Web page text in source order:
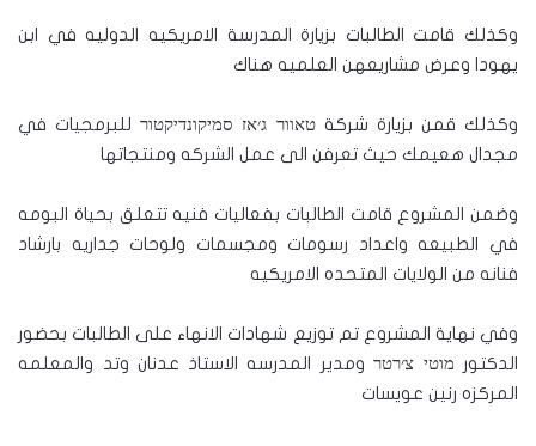
وكذلك قامت الطالبات بزيارة المدرسة الامريكيه الدوليه في ابن
يهودا وعرض مشاريعهن العلميه هناك
وكذلك قمن بزيارة شركة טאוור ג׳אז סמיקונדיקטור للبرمجيات في
مجدال هعيمك حيث تعرفن الى عمل الشركه ومنتجاتها
وضمن المشروع قامت الطالبات بفعاليات فنيه تتعلق بحياة البومه
في الطبيعه واعداد رسومات ومجسمات ولوحات جداريه بارشاد
فنانه من الولايات المتحده الامريكيه
وفي نهاية المشروع تم توزيع شهادات الانهاء على الطالبات بحضور
الدكتور מוטי צ׳רטר ومدير المدرسه الاستاذ عدنان وتد والمعلمه
المركزه رنين عويسات